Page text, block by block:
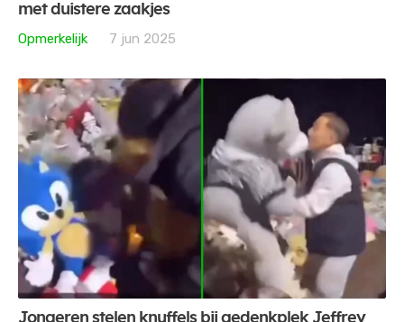
met duistere zaakjes
Opmerkelijk
7 jun 2025
Jongeren stelen knuffels bij gedenkplek Jeffrey